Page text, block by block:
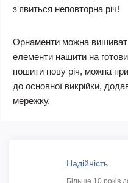
з'явиться неповторна річ!
Орнаменти можна
елементи нашити на
пошити нову річ, можна
до основної викрійки,
мережку.
Надійність
Більше 10 років